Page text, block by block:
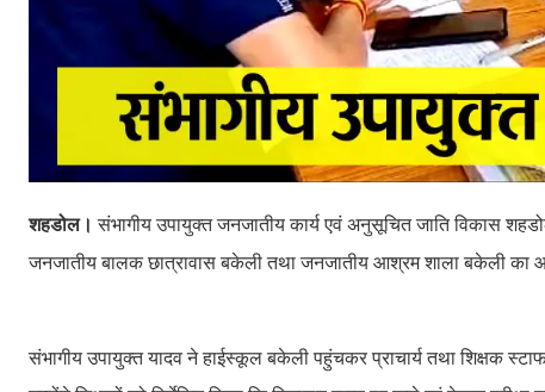
शहडोल।संभागीय उपायुक्त जनजातीय कार्य एवं अनुसूचित जाति विकास
जनजातीय बालक छात्रावास बकेली तथा जनजातीय आश्रम शाला बकेली का
संभागीय उपायुक्त यादव ने हाईस्कूल बकेली पहुंचकर प्राचार्य तथा शिक्षक स्टाफ